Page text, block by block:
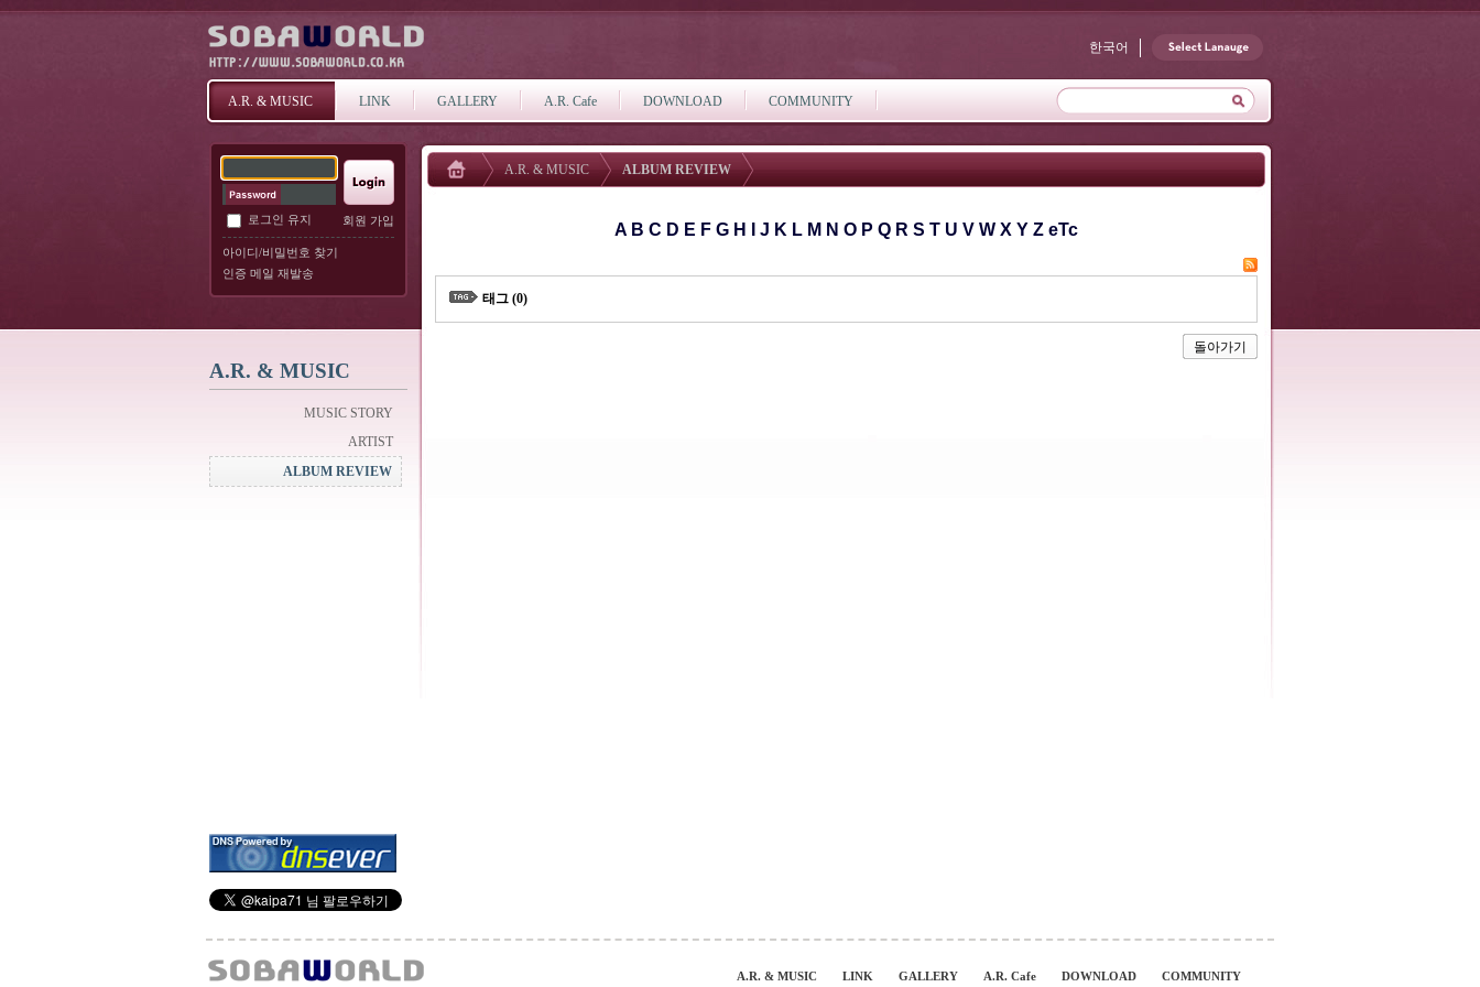
한국어
A.R. & MUSIC LINK GALLERY A.R. Cafe DOWNLOAD COMMUNITY
로그인 유지 회원 가입
아이디/비밀번호 찾기
인증 메일 재발송
A.R. & MUSIC
MUSIC STORY
ARTIST
ALBUM REVIEW
A.R. & MUSIC ALBUM REVIEW
A B C D E F G H J K L M N O P Q R S T U V W X Y Z eTc
태그 (0)
돌아가기
A.R. & MUSIC LINK GALLERY A.R. Cafe DOWNLOAD COMMUNITY